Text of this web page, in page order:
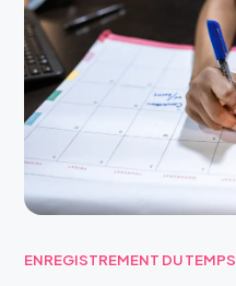
ENREGISTREMENT DU TEMPS